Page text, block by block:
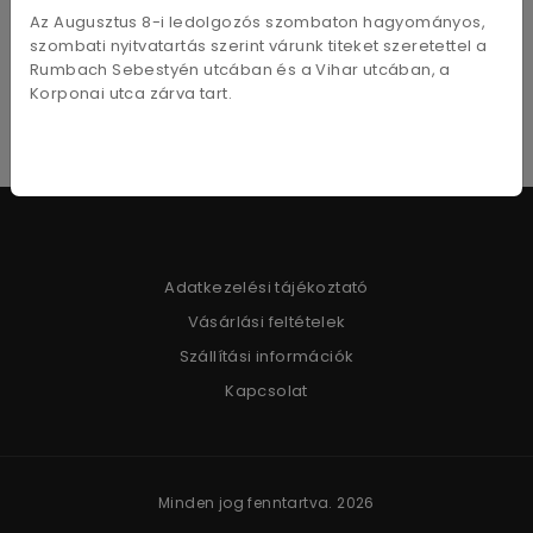
Az Augusztus 8-i ledolgozós szombaton hagyományos,
szombati nyitvatartás szerint várunk titeket szeretettel a
Rumbach Sebestyén utcában és a Vihar utcában, a
Korponai utca zárva tart.
5 300Ft- tól 1 990Ft- tól
Adatkezelési tájékoztató
Vásárlási feltételek
Szállítási információk
Kapcsolat
Minden jog fenntartva. 2026